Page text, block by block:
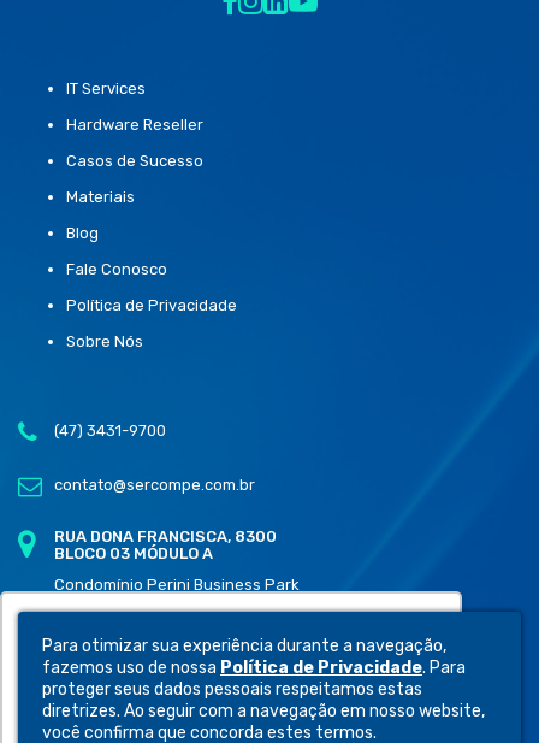
experiência, melhorar o desempenho,
analisar como você interage em nosso site e
personalizar conteúdo.
IT Services
Hardware Reseller
Casos de Sucesso
Materiais
Blog
Fale Conosco
Política de Privacidade
Sobre Nós
(47) 3431-9700
contato@sercompe.com.br
RUA DONA FRANCISCA, 8300
BLOCO 03 MÓDULO A
Condomínio Perini Business Park
Distrito Industrial, Joinville - SC
Para otimizar sua experiência durante a navegação,
fazemos uso de nossa Política de Privacidade. Para
proteger seus dados pessoais respeitamos estas
diretrizes. Ao seguir com a navegação em nosso website,
você confirma que concorda estes termos.